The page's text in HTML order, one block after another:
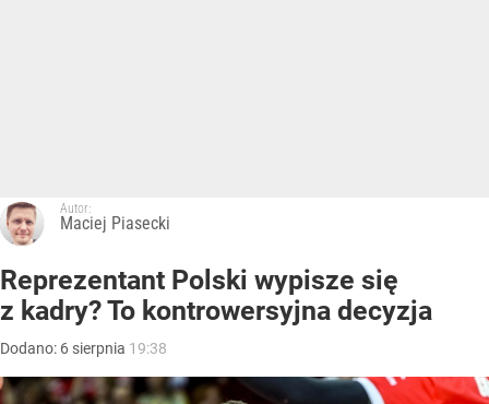
Autor:
Maciej Piasecki
Reprezentant Polski wypisze się
z kadry? To kontrowersyjna decyzja
Dodano: 6 sierpnia 19:38